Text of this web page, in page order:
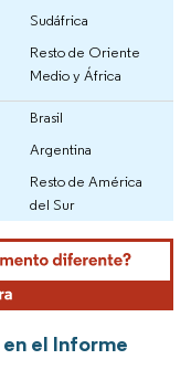
Sudáfrica
Resto de Oriente
Medio y África
Brasil
Argentina
Resto de América
del Sur
el Informe